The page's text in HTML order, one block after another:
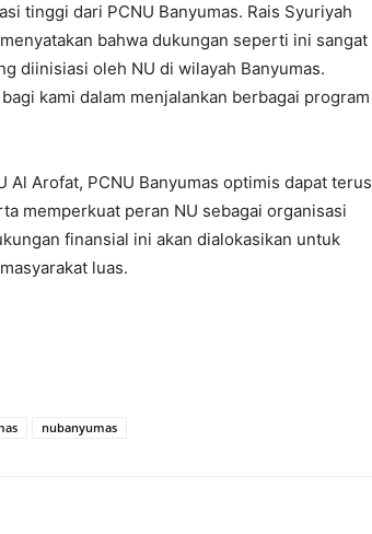
tinggi dari PCNU Banyumas. Rais Syuriyah
bahwa dukungan seperti ini sangat
diinisiasi oleh NU di wilayah Banyumas.
kami dalam menjalankan berbagai program
Al Arofat, PCNU Banyumas optimis dapat terus
memperkuat peran NU sebagai organisasi
finansial ini akan dialokasikan untuk
luas.
nubanyumas